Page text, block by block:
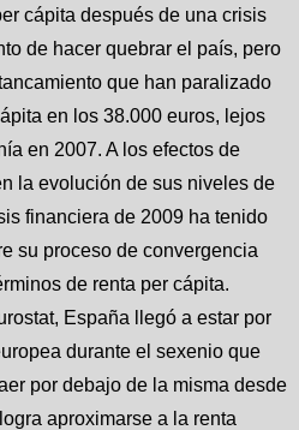
cápita después de una crisis
de hacer quebrar el país, pero
que han paralizado
en los 38.000 euros, lejos
en 2007. A los efectos de
la evolución de sus niveles de
financiera de 2009 ha tenido
su proceso de convergencia
de renta per cápita.
España llegó a estar por
durante el sexenio que
por debajo de la misma desde
aproximarse a la renta